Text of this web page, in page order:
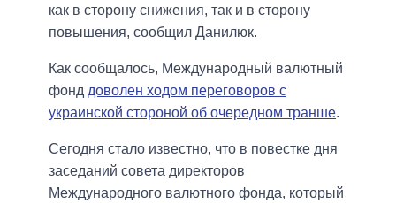
как в сторону снижения, так и в сторону
повышения, сообщил Данилюк.
Как сообщалось, Международный валютный
фонд доволен ходом переговоров с
украинской стороной об очередном транше.
Сегодня стало известно, что в повестке дня
заседаний совета директоров
Международного валютного фонда, который